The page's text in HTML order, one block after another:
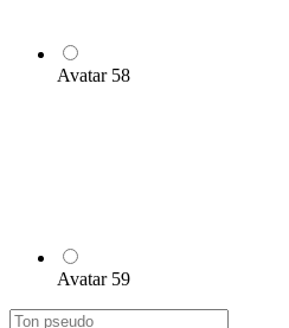
Avatar 58
Avatar 59